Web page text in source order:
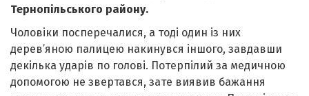
Тернопільського району.
Чоловіки посперечалися, а тоді один із них
дерев’яною палицею накинувся іншого, завдавши
декілька ударів по голові. Потерпілий за медичною
допомогою не звертався, зате виявив бажання